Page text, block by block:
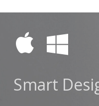
content
Smart